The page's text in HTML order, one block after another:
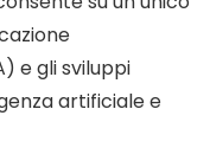
e gli sviluppi
artificiale e